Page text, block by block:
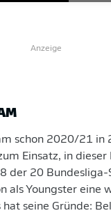
Anzeige
schon 2020/21 in
Einsatz, in dieser
der 20
als Youngster eine
hat seine Gründe: